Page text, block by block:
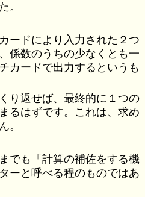
。
ードにより入力された２つ
係数のうちの少なくとも一
カードで出力するというも
り返せば、最終的に１つの
るはずです。これは、求め
。
でも「計算の補佐をする機
ーと呼べる程のものではあ